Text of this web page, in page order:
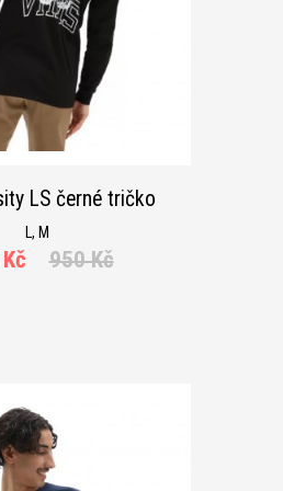
LS černé tričko
L, M
950 Kč